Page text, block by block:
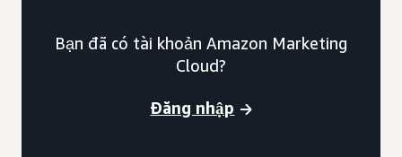
Bạn đã có tài khoản Amazon Marketing
Cloud?
Đăng nhập